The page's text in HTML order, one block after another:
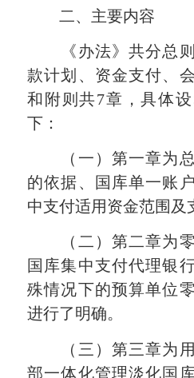
二、主要内容
《办法》共分总则
款计划、资金支付、
和附则共7章，具体
下：
（一）第一章为总
的依据、国库单一账
中支付适用资金范围及
（二）第二章为零
国库集中支付代理银
殊情况下的预算单位
进行了明确。
（三）第三章为用
部一体化管理淡化国